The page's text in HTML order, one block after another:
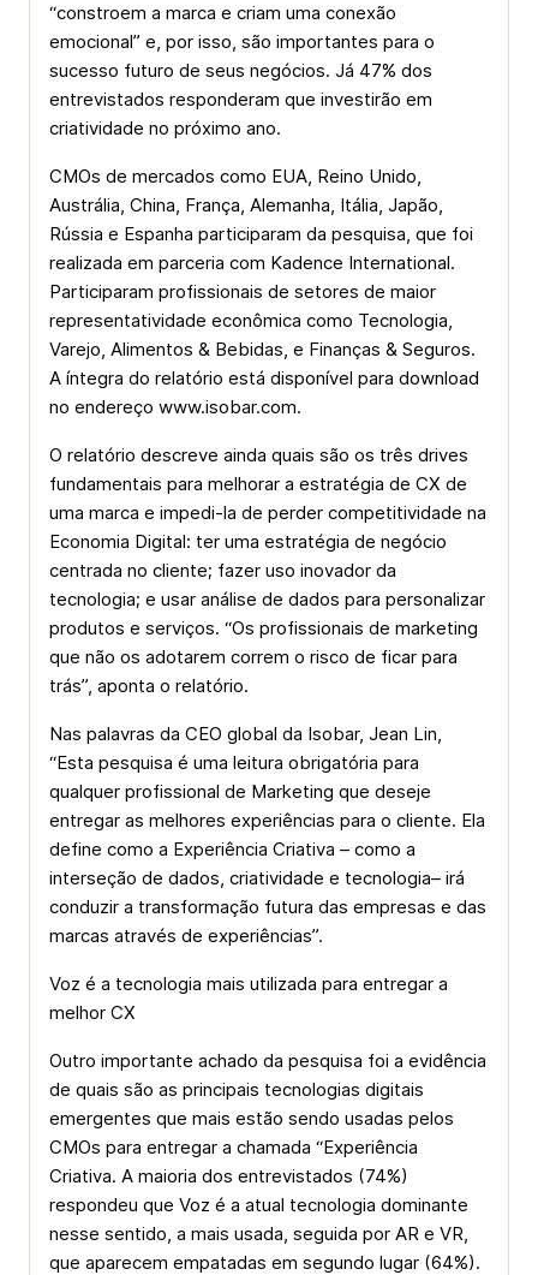
“constroem a marca e criam uma conexão
emocional” e, por isso, são importantes para o
sucesso futuro de seus negócios. Já 47% dos
entrevistados responderam que investirão em
criatividade no próximo ano.
CMOs de mercados como EUA, Reino Unido,
Austrália, China, França, Alemanha, Itália, Japão,
Rússia e Espanha participaram da pesquisa, que foi
realizada em parceria com Kadence International.
Participaram profissionais de setores de maior
representatividade econômica como Tecnologia,
Varejo, Alimentos & Bebidas, e Finanças & Seguros.
A íntegra do relatório está disponível para download
no endereço www.isobar.com.
O relatório descreve ainda quais são os três drives
fundamentais para melhorar a estratégia de CX de
uma marca e impedi-la de perder competitividade na
Economia Digital: ter uma estratégia de negócio
centrada no cliente; fazer uso inovador da
tecnologia; e usar análise de dados para personalizar
produtos e serviços. “Os profissionais de marketing
que não os adotarem correm o risco de ficar para
trás”, aponta o relatório.
Nas palavras da CEO global da Isobar, Jean Lin,
“Esta pesquisa é uma leitura obrigatória para
qualquer profissional de Marketing que deseje
entregar as melhores experiências para o cliente. Ela
define como a Experiência Criativa – como a
interseção de dados, criatividade e tecnologia– irá
conduzir a transformação futura das empresas e das
marcas através de experiências”.
Voz é a tecnologia mais utilizada para entregar a
melhor CX
Outro importante achado da pesquisa foi a evidência
de quais são as principais tecnologias digitais
emergentes que mais estão sendo usadas pelos
CMOs para entregar a chamada “Experiência
Criativa. A maioria dos entrevistados (74%)
respondeu que Voz é a atual tecnologia dominante
nesse sentido, a mais usada, seguida por AR e VR,
que aparecem empatadas em segundo lugar (64%).